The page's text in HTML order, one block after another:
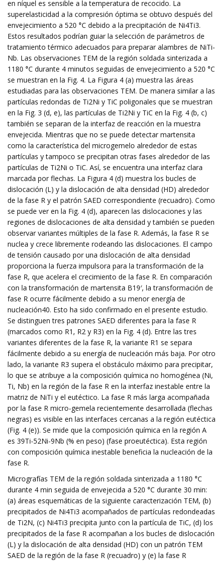
en níquel es sensible a la temperatura de recocido. La
superelasticidad a la compresión óptima se obtuvo después del
envejecimiento a 520 °C debido a la precipitación de Ni4Ti3.
Estos resultados podrían guiar la selección de parámetros de
tratamiento térmico adecuados para preparar alambres de NiTi-
Nb. Las observaciones TEM de la región soldada sinterizada a
1180 °C durante 4 minutos seguidas de envejecimiento a 520 °C
se muestran en la Fig. 4. La Figura 4 (a) muestra las áreas
estudiadas para las observaciones TEM. De manera similar a las
partículas redondas de Ti2Ni y TiC poligonales que se muestran
en la Fig. 3 (d, e), las partículas de Ti2Ni y TiC en la Fig. 4 (b, c)
también se separan de la interfaz de reacción en la muestra
envejecida. Mientras que no se puede detectar martensita
como la característica del microgemelo alrededor de estas
partículas y tampoco se precipitan otras fases alrededor de las
partículas de Ti2Ni o TiC. Así, se encuentra una interfaz clara
marcada por flechas. La Figura 4 (d) muestra los bucles de
dislocación (L) y la dislocación de alta densidad (HD) alrededor
de la fase R y el patrón SAED correspondiente (recuadro). Como
se puede ver en la Fig. 4 (d), aparecen las dislocaciones y las
regiones de dislocaciones de alta densidad y también se pueden
observar variantes múltiples de la fase R. Además, la fase R se
nuclea y crece libremente rodeando las dislocaciones. El campo
de tensión causado por una dislocación de alta densidad
proporciona la fuerza impulsora para la transformación de la
fase R, que acelera el crecimiento de la fase R. En comparación
con la transformación de martensita B19′, la transformación de
fase R ocurre fácilmente debido a su menor energía de
nucleación40. Esto ha sido confirmado en el presente estudio.
Se distinguen tres patrones SAED diferentes para la fase R
(marcados como R1, R2 y R3) en la Fig. 4 (d). Entre las tres
variantes diferentes de la fase R, la variante R1 se separa
fácilmente debido a su energía de nucleación más baja. Por otro
lado, la variante R3 supera el obstáculo máximo para precipitar,
lo que se atribuye a la composición química no homogénea (Ni,
Ti, Nb) en la región de la fase R en la interfaz inestable entre la
matriz de NiTi y el eutéctico. La fase R más larga acompañada
por la fase R micro-gemela recientemente desarrollada (flechas
negras) es visible en las interfaces cercanas a la región eutéctica
(Fig. 4 (e)). Se mide que la composición química en la región A
es 39Ti-52Ni-9Nb (% en peso) (fase proeutéctica). Esta región
con composición química inestable beneficia la nucleación de la
fase R.
Micrografías TEM de la región soldada sinterizada a 1180 °C
durante 4 min seguida de envejecida a 520 °C durante 30 min:
(a) áreas esquemáticas de la siguiente caracterización TEM, (b)
precipitados de Ni4Ti3 acompañados de partículas redondeadas
de Ti2N, (c) Ni4Ti3 precipita junto con la partícula de TiC, (d) los
precipitados de la fase R acompañan a los bucles de dislocación
(L) y la dislocación de alta densidad (HD) con un patrón TEM
SAED de la región de la fase R (recuadro) y (e) la fase R